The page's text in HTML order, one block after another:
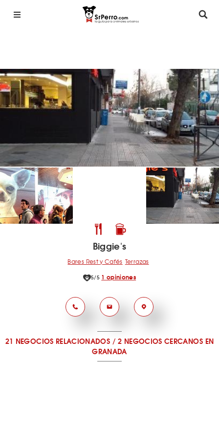
Biggie's
Bares Rest y Cafés Terrazas
5/5 1 opiniones
21 NEGOCIOS RELACIONADOS /2 NEGOCIOS CERCANOS EN
GRANADA